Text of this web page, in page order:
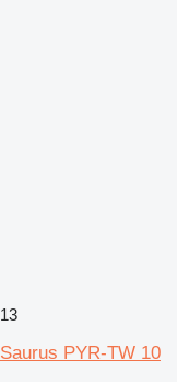
13
Saurus PYR-TW 10